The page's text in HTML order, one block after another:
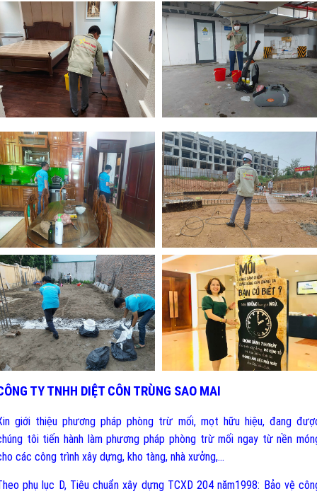
TY TNHH DIỆT CÔN TRÙNG SAO MAI
giới thiệu phương pháp phòng trừ mối, mọt hữu hiệu, đang
tôi tiến hành làm phương pháp phòng trừ mối ngay từ nền
các công trình xây dựng, kho tàng, nhà xưởng,…
phụ lục D, Tiêu chuẩn xây dựng TCXD 204 năm1998: Bảo vệ